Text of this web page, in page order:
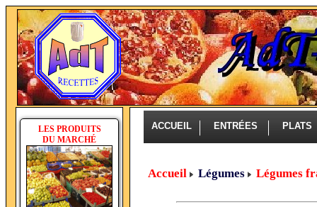
LES PRODUITS
DU MARCHÉ
ACCUEIL ENTRÉES PLATS
Accueil Légumes Légumes